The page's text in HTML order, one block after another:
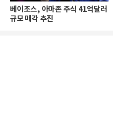
베이조스, 아마존 주식 41억달러
규모 매각 추진